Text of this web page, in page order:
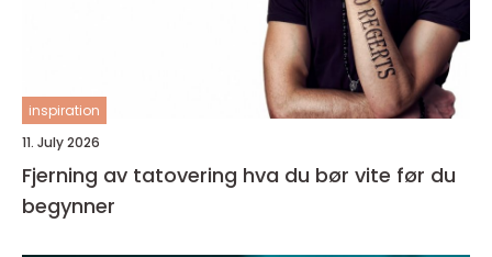
inspiration
11. July 2026
Fjerning av tatovering hva du bør vite før du
begynner